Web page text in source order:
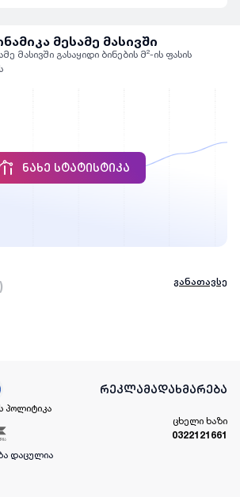
მესამე მასივში
მასივში გასაყიდი ბინების მ²-ის ფასის
ᲜᲐᲮᲔ ᲡᲢᲐᲢᲘᲡᲢᲘᲙᲐ
) განათავსე
რეკლამადახმარება
პოლიტიკა
ცხელი ხაზი
0322121661
დაცულია